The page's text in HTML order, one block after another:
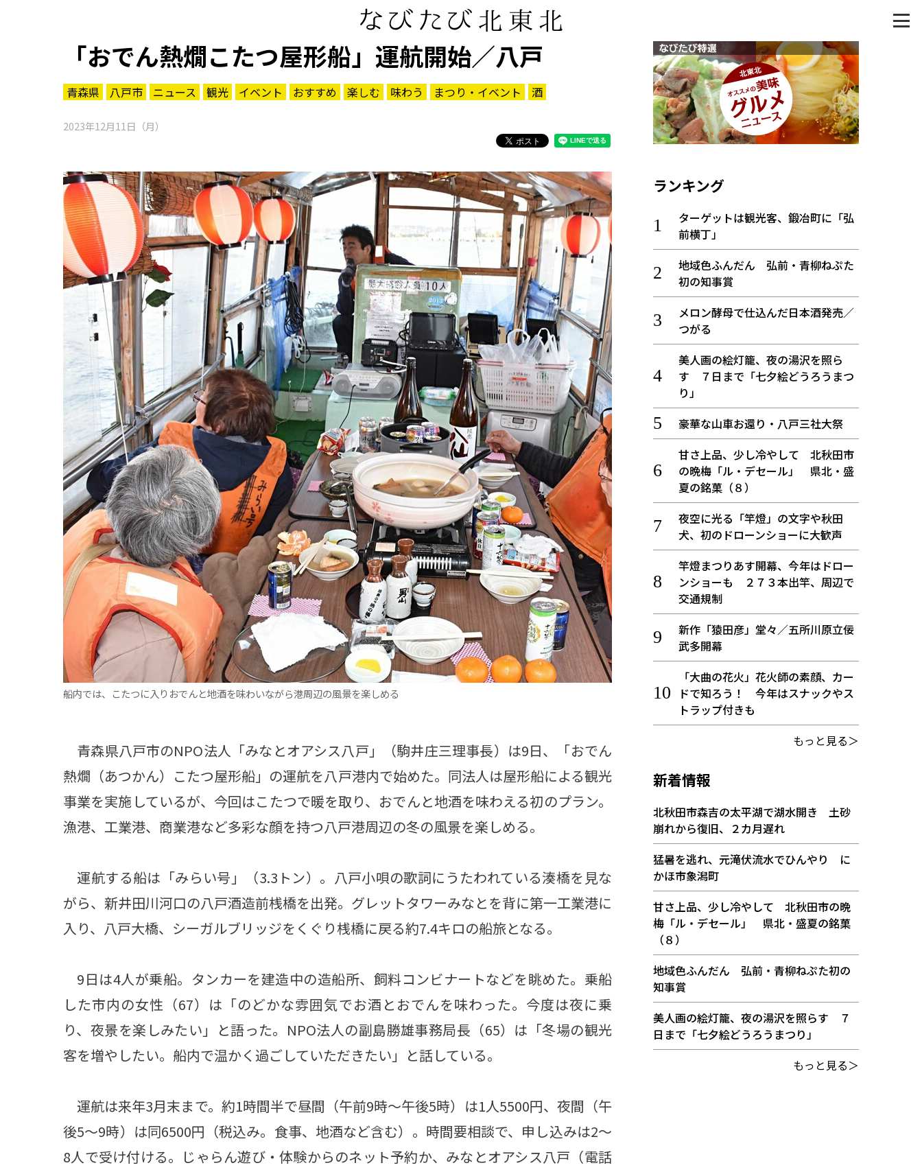
「おでん熱燗こたつ屋形船」運航開始／八戸
青森県 八戸市 ニュース 観光 イベント おすすめ 楽しむ 味わう まつり・イベント 酒
2023年12月11日（月）
船内では、こたつに入りおでんと地酒を味わいながら港周辺の風景を楽しめる
青森県八戸市のNPO法人「みなとオアシス八戸」（駒井庄三理事長）は9日、「おでん
熱燗（あつかん）こたつ屋形船」の運航を八戸港内で始めた。同法人は屋形船による観光
事業を実施しているが、今回はこたつで暖を取り、おでんと地酒を味わえる初のプラン。
漁港、工業港、商業港など多彩な顔を持つ八戸港周辺の冬の風景を楽しめる。
運航する船は「みらい号」（3.3トン）。八戸小唄の歌詞にうたわれている湊橋を見な
がら、新井田川河口の八戸酒造前桟橋を出発。グレットタワーみなとを背に第一工業港に
入り、八戸大橋、シーガルブリッジをくぐり桟橋に戻る約7.4キロの船旅となる。
9日は4人が乗船。タンカーを建造中の造船所、飼料コンビナートなどを眺めた。乗船
した市内の女性（67）は「のどかな雰囲気でお酒とおでんを味わった。今度は夜に乗
り、夜景を楽しみたい」と語った。NPO法人の副島勝雄事務局長（65）は「冬場の観光
客を増やしたい。船内で温かく過ごしていただきたい」と話している。
運航は来年3月末まで。約1時間半で昼間（午前9時～午後5時）は1人5500円、夜間（午
後5～9時）は同6500円（税込み。食事、地酒など含む）。時間要相談で、申し込みは2～
8人で受け付ける。じゃらん遊び・体験からのネット予約か、みなとオアシス八戸（電話
ランキング
ターゲットは観光客、鍛冶町に「弘
前横丁」
地域色ふんだん 弘前・青柳ねぷた
初の知事賞
メロン酵母で仕込んだ日本酒発売／
つがる
美人画の絵灯籠、夜の湯沢を照ら
す ７日まで「七夕絵どうろうまつ
り」
豪華な山車お還り・八戸三社大祭
甘さ上品、少し冷やして 北秋田市
の晩梅「ル・デセール」 県北・盛
夏の銘菓（８）
夜空に光る「竿燈」の文字や秋田
犬、初のドローンショーに大歓声
竿燈まつりあす開幕、今年はドロー
ンショーも ２７３本出竿、周辺で
交通規制
新作「猿田彦」堂々／五所川原立佞
武多開幕
「大曲の花火」花火師の素顔、カー
ドで知ろう！ 今年はスナックやス
トラップ付きも
もっと見る＞
新着情報
北秋田市森吉の太平湖で湖水開き 土砂
崩れから復旧、２カ月遅れ
猛暑を逃れ、元滝伏流水でひんやり に
かほ市象潟町
甘さ上品、少し冷やして 北秋田市の晩
梅「ル・デセール」 県北・盛夏の銘菓
（８）
地域色ふんだん 弘前・青柳ねぷた初の
知事賞
美人画の絵灯籠、夜の湯沢を照らす ７
日まで「七夕絵どうろうまつり」
もっと見る＞
まつり・イベント
おみやげ・特産
道の駅・産直
アウトドア・レジャー
ご当地グルメ